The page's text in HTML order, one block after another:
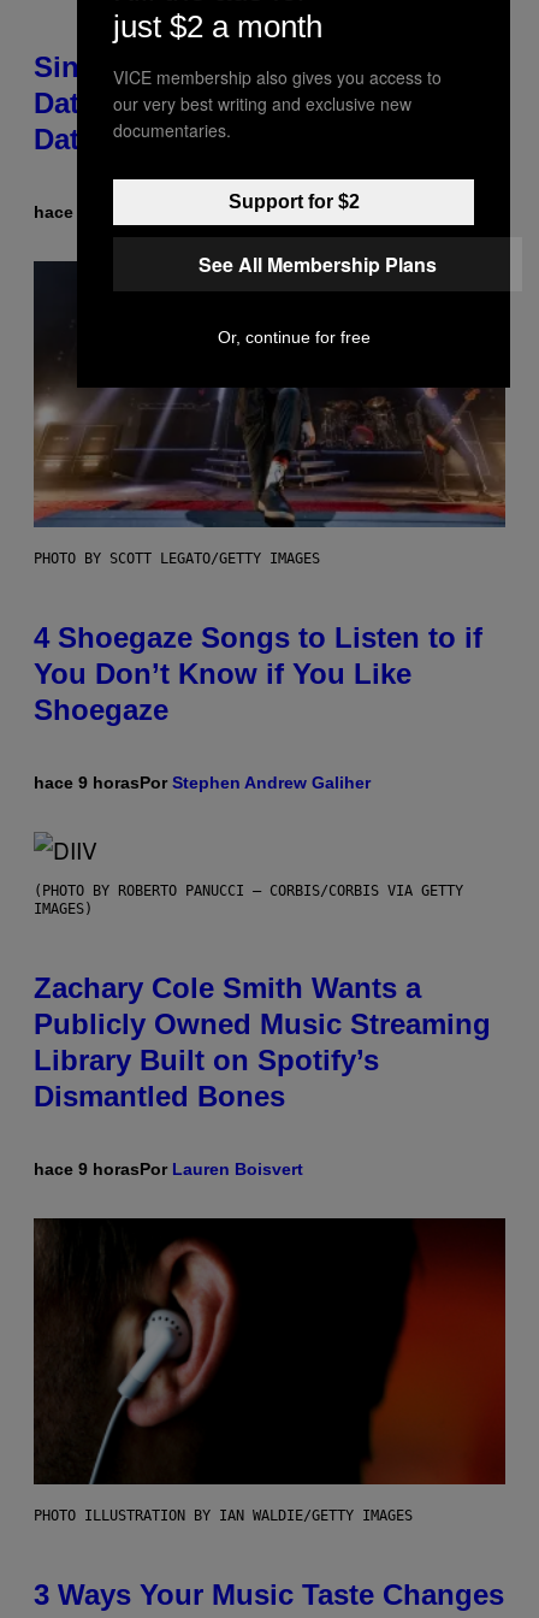
Singles Are Ditching Expensive
Dates for ‘Infladating,’ and a
Dating Expert Has Thoughts
hace 48 minutos Sammi Caramela
PHOTO BY SCOTT LEGATO/GETTY IMAGES
4 Shoegaze Songs to Listen to if
You Don’t Know if You Like
Shoegaze
hace 9 horasPorStephen Andrew Galiher
(PHOTO BY ROBERTO PANUCCI – CORBIS/CORBIS VIA GETTY
IMAGES)
Zachary Cole Smith Wants a
Publicly Owned Music Streaming
Library Built on Spotify’s
Dismantled Bones
hace 9 horasPor Lauren Boisvert
PHOTO ILLUSTRATION BY IAN WALDIE/GETTY IMAGES
3 Ways Your Music Taste Changes
just $2 a month
VICE membership also gives you access to
our very best writing and exclusive new
documentaries.
Support for $2
See All Membership Plans
Or, continue for free